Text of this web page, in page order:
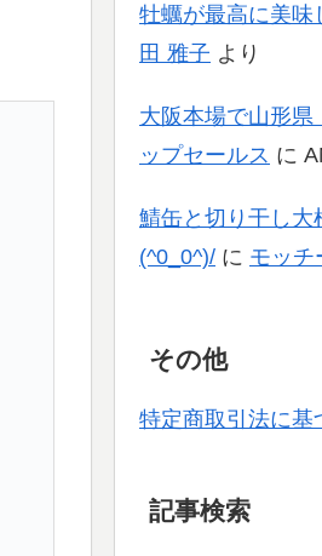
牡蠣が最高に美味
田 雅子 より
大阪本場で山形県
ップセールス に
鯖缶と切り干し大
(^0_0^)/ に モッチ
その他
特定商取引法に基
記事検索